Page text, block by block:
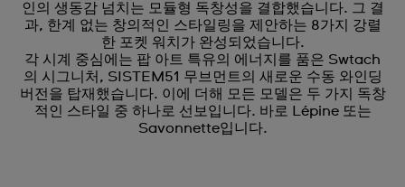
인의 생동감 넘치는 모듈형 독창성을 결합했습니다. 그 결
과, 한계 없는 창의적인 스타일링을 제안하는 8가지 강렬
한 포켓 워치가 완성되었습니다.
각 시계 중심에는 팝 아트 특유의 에너지를 품은 Swtach
의 시그니처, SISTEM51 무브먼트의 새로운 수동 와인딩
버전을 탑재했습니다. 이에 더해 모든 모델은 두 가지 독창
적인 스타일 중 하나로 선보입니다. 바로 Lépine 또는
Savonnette입니다.